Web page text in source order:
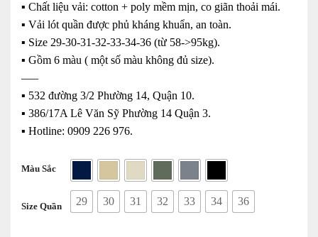
▪️ Chất liệu vải: cotton + poly mềm mịn, co giãn thoải mái.
▪️ Vải lót quần được phủ kháng khuẩn, an toàn.
▪️ Size 29-30-31-32-33-34-36 (từ 58->95kg).
▪️ Gồm 6 màu ( một số màu không đủ size).
—–
▪️ 532 đường 3/2 Phường 14, Quận 10.
▪️ 386/17A Lê Văn Sỹ Phường 14 Quận 3.
▪️ Hotline: ‭0909 226 976.
Màu Sắc
Size Quần 29 30 31 32 33 34 36